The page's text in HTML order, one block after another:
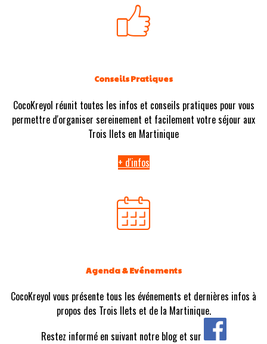
Conseils Pratiques
CocoKreyol réunit toutes les infos et conseils pratiques pour vous
permettre d'organiser sereinement et facilement votre séjour aux
Trois Ilets en Martinique
+ d'infos
Agenda & Evénements
CocoKreyol vous présente tous les événements et dernières infos à
propos des Trois Ilets et de la Martinique.
Restez informé en suivant notre blog et sur